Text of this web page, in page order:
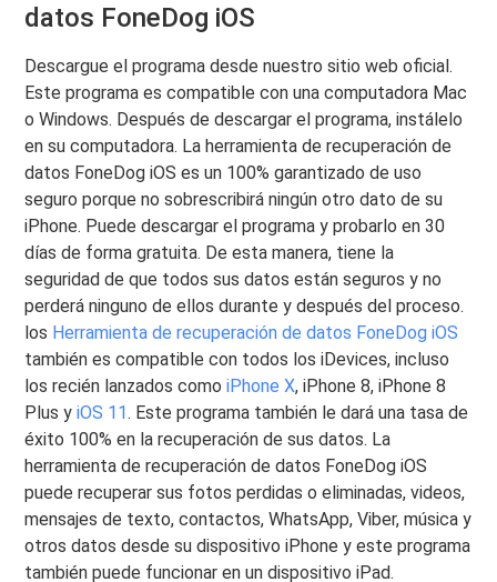
datos FoneDog iOS
Descargue el programa desde nuestro sitio web oficial.
Este programa es compatible con una computadora Mac
o Windows. Después de descargar el programa, instálelo
en su computadora. La herramienta de recuperación de
datos FoneDog iOS es un 100% garantizado de uso
seguro porque no sobrescribirá ningún otro dato de su
iPhone. Puede descargar el programa y probarlo en 30
días de forma gratuita. De esta manera, tiene la
seguridad de que todos sus datos están seguros y no
perderá ninguno de ellos durante y después del proceso.
los Herramienta de recuperación de datos FoneDog iOS
también es compatible con todos los iDevices, incluso
los recién lanzados comoiPhone X, iPhone 8, iPhone 8
Plus yiOS 11. Este programa también le dará una tasa de
éxito 100% en la recuperación de sus datos. La
herramienta de recuperación de datos FoneDog iOS
puede recuperar sus fotos perdidas o eliminadas, videos,
mensajes de texto, contactos, WhatsApp, Viber, música y
otros datos desde su dispositivo iPhone y este programa
también puede funcionar en un dispositivo iPad.